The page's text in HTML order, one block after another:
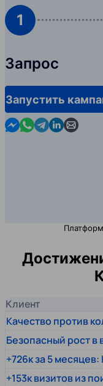
1
Запрос
Запустить
Contact us in
Contact us in
Contact us in
Contact us
Contact
Клиент
Качество против
Безопасный рост в
+726к за 5
+153к визитов из